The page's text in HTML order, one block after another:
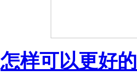
怎样可以更好